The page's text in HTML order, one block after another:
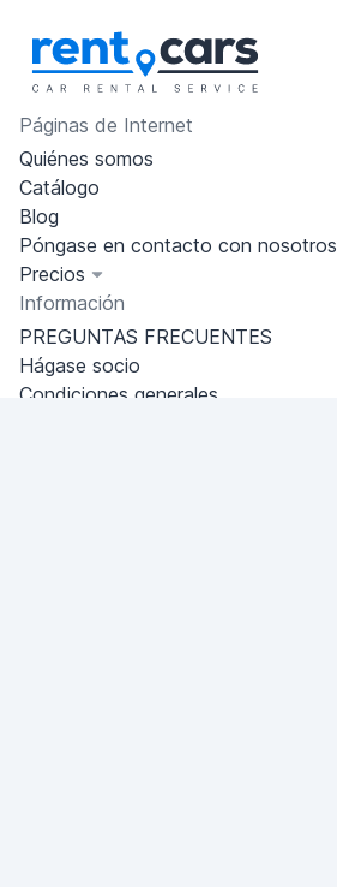
Páginas de Internet
Quiénes somos
Catálogo
Blog
Póngase en contacto con nosotros
Precios
Información
PREGUNTAS FRECUENTES
Hágase socio
Condiciones generales